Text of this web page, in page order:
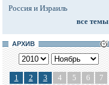
Россия и Израиль
все темы
АРХИВ
1 2 3 4 5 6
7